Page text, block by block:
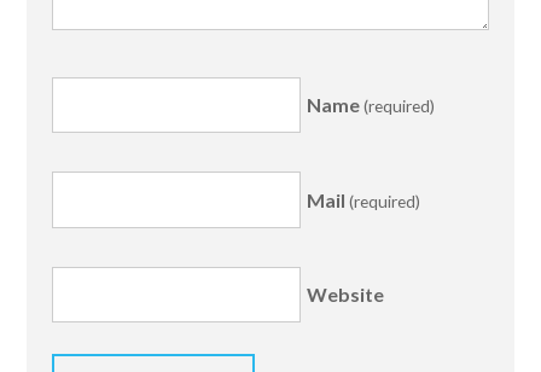
Name(required)
Mail (required)
Website